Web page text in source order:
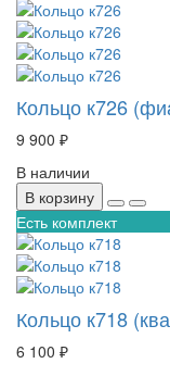
Кольцо к726
9 900 ₽
В наличии
В корзину
Есть комплект
Кольцо к718
6 100 ₽